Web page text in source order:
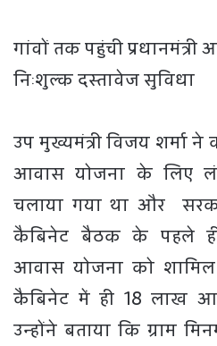
गांवों तक पहुंची प्रधानमंत्री
निःशुल्क दस्तावेज सुविधा
उप मुख्यमंत्री विजय शर्मा ने
आवास योजना के लिए
चलाया गया था और
कैबिनेट बैठक के पहले ही
आवास योजना को
कैबिनेट में ही 18 लाख
उन्होंने बताया कि ग्राम